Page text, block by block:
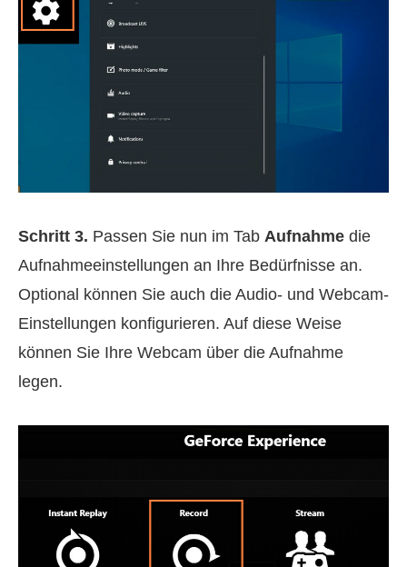
Schritt 3. Passen Sie nun im Tab Aufnahme die
Aufnahmeeinstellungen an Ihre Bedürfnisse an.
Optional können Sie auch die Audio- und Webcam-
Einstellungen konfigurieren. Auf diese Weise
können Sie Ihre Webcam über die Aufnahme
legen.